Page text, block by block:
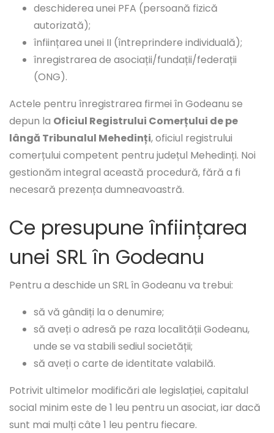
deschiderea unei PFA (persoană fizică
autorizată);
înființarea unei II (întreprindere individuală);
înregistrarea de asociații/fundații/federații
(ONG).
Actele pentru înregistrarea firmei în Godeanu se
depun la Oficiul Registrului Comerțului de pe
lângă Tribunalul Mehedinți, oficiul registrului
comerțului competent pentru județul Mehedinți. Noi
gestionăm integral această procedură, fără a fi
necesară prezența dumneavoastră.
Ce presupune înființarea
unei SRL în Godeanu
Pentru a deschide un SRL în Godeanu va trebui:
să vă gândiți la o denumire;
să aveți o adresă pe raza localității Godeanu,
unde se va stabili sediul societății;
să aveți o carte de identitate valabilă.
Potrivit ultimelor modificări ale legislației, capitalul
social minim este de 1 leu pentru un asociat, iar dacă
sunt mai mulți câte 1 leu pentru fiecare.